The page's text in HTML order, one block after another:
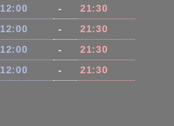
12:00 -
21:30
12:00 -
21:30
12:00 -
21:30
12:00 - 21:30